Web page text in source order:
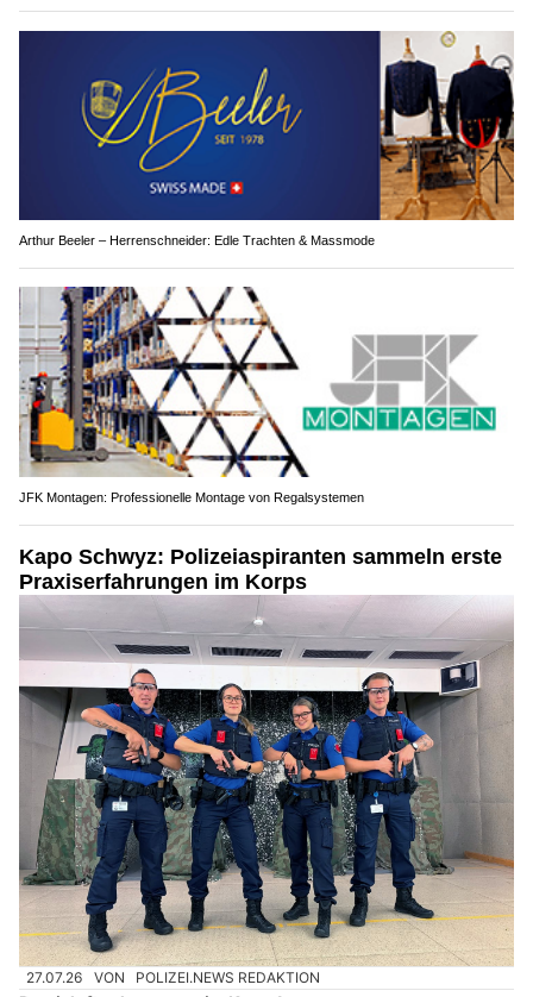
Arthur Beeler – Herrenschneider: Edle Trachten & Massmode
JFK Montagen: Professionelle Montage von Regalsystemen
Kapo Schwyz: Polizeiaspiranten sammeln erste
Praxiserfahrungen im Korps
27.07.26 VON POLIZEI.NEWS REDAKTION